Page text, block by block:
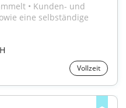
• Kunden- und
eine selbständige
Vollzeit